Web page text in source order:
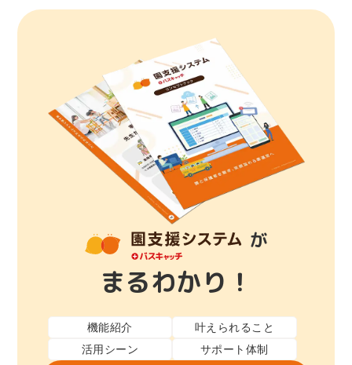
が
まるわかり！
機能紹介
叶えられること
活用シーン
サポート体制